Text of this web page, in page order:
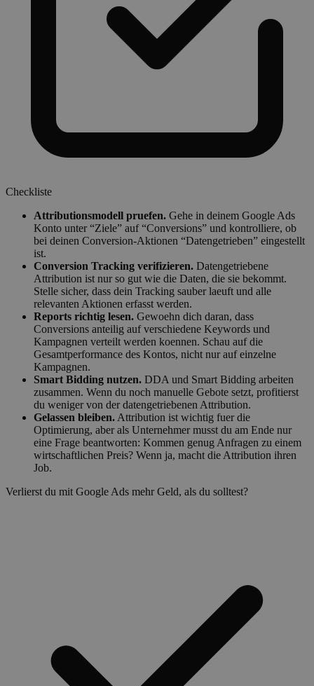
Checkliste
Attributionsmodell pruefen. Gehe in deinem Google Ads
Konto unter “Ziele” auf “Conversions” und kontrolliere, ob
bei deinen Conversion-Aktionen “Datengetrieben” eingestellt
ist.
Conversion Tracking verifizieren. Datengetriebene
Attribution ist nur so gut wie die Daten, die sie bekommt.
Stelle sicher, dass dein Tracking sauber laeuft und alle
relevanten Aktionen erfasst werden.
Reports richtig lesen. Gewoehn dich daran, dass
Conversions anteilig auf verschiedene Keywords und
Kampagnen verteilt werden koennen. Schau auf die
Gesamtperformance des Kontos, nicht nur auf einzelne
Kampagnen.
Smart Bidding nutzen. DDA und Smart Bidding arbeiten
zusammen. Wenn du noch manuelle Gebote setzt, profitierst
du weniger von der datengetriebenen Attribution.
Gelassen bleiben. Attribution ist wichtig fuer die
Optimierung, aber als Unternehmer musst du am Ende nur
eine Frage beantworten: Kommen genug Anfragen zu einem
wirtschaftlichen Preis? Wenn ja, macht die Attribution ihren
Job.
Verlierst du mit Google Ads mehr Geld, als du solltest?